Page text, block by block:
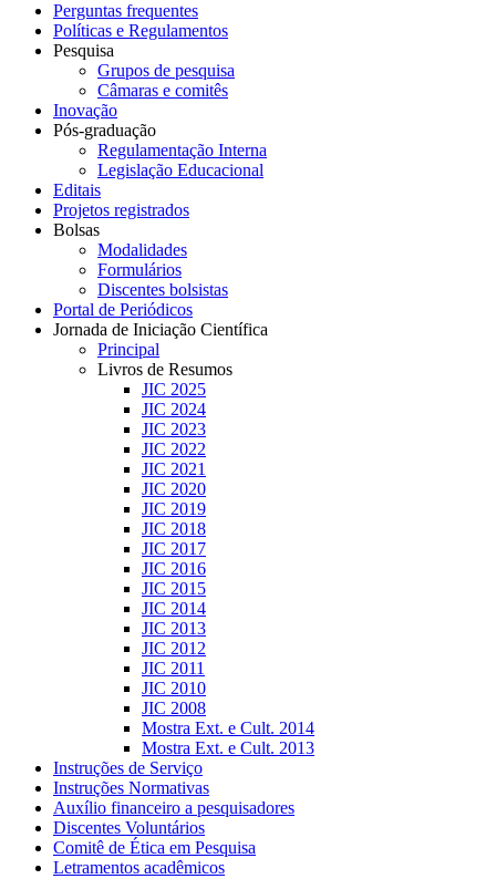
Perguntas frequentes
Políticas e Regulamentos
Pesquisa
Grupos de pesquisa
Câmaras e comitês
Inovação
Pós-graduação
Regulamentação Interna
Legislação Educacional
Editais
Projetos registrados
Bolsas
Modalidades
Formulários
Discentes bolsistas
Portal de Periódicos
Jornada de Iniciação Científica
Principal
Livros de Resumos
JIC 2025
JIC 2024
JIC 2023
JIC 2022
JIC 2021
JIC 2020
JIC 2019
JIC 2018
JIC 2017
JIC 2016
JIC 2015
JIC 2014
JIC 2013
JIC 2012
JIC 2011
JIC 2010
JIC 2008
Mostra Ext. e Cult. 2014
Mostra Ext. e Cult. 2013
Instruções de Serviço
Instruções Normativas
Auxílio financeiro a pesquisadores
Discentes Voluntários
Comitê de Ética em Pesquisa
Letramentos acadêmicos